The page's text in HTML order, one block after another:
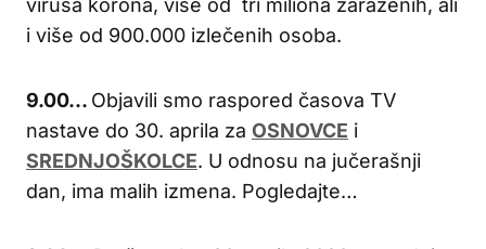
i više od 900.000 izlečenih osoba.
9.00… Objavili smo raspored časova TV
nastave do 30. aprila za OSNOVCE i
SREDNJOŠKOLCE. U odnosu na jučerašnji
dan, ima malih izmena. Pogledajte…